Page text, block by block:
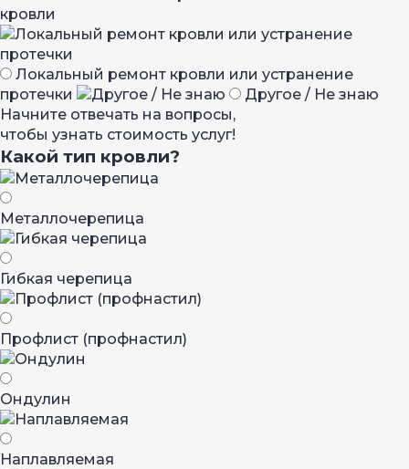
кровли
Локальный ремонт кровли или устранение
протечки
Другое / Не знаю
Начните отвечать на вопросы,
чтобы узнать стоимость услуг!
Какой тип кровли?
Металло­черепица
Гибкая черепица
Профлист (профнастил)
Ондулин
Наплавляемая